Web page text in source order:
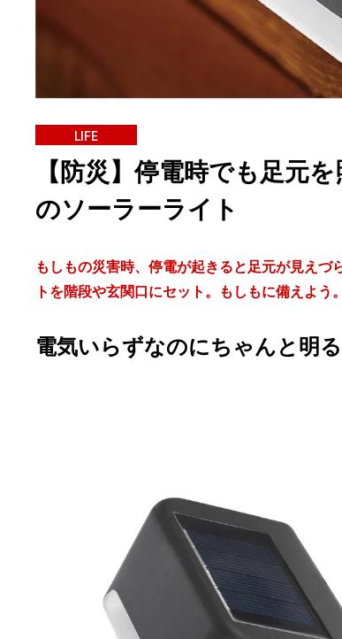
LIFE
【防災】停電時でも足元
のソーラーライト
もしもの災害時、停電が起きると足元が見え
トを階段や玄関口にセット。もしもに備えよう。
電気いらずなのにちゃんと明